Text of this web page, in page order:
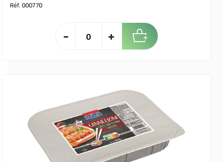
Réf. 000770